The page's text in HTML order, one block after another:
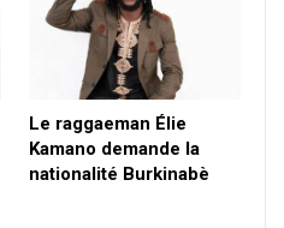
Le raggaeman Élie
Kamano demande la
nationalité Burkinabè